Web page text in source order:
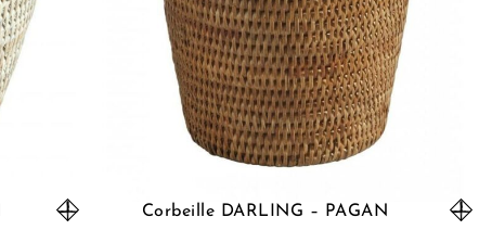
Corbeille DARLING – PAGAN